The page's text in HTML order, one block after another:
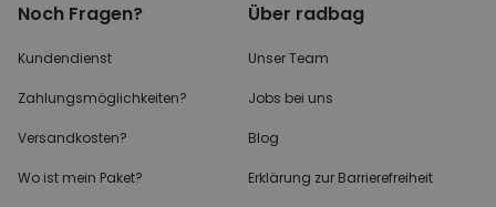
Noch Fragen?
Kundendienst
Zahlungsmöglichkeiten?
Versandkosten?
Wo ist mein Paket?
Über radbag
Unser Team
Jobs bei uns
Blog
Erklärung zur Barrierefreiheit